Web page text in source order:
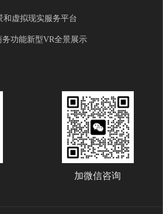
和虚拟现实服务平台
务功能新型VR全景展示
加微信咨询